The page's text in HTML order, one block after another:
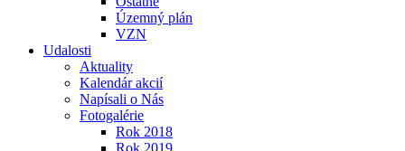
Územný plán
VZN
Udalosti
Aktuality
Kalendár akcií
Napísali o Nás
Fotogalérie
Rok 2018
Rok 2019